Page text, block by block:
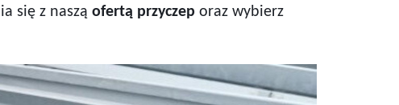
się z naszą ofertą przyczep oraz wybierz